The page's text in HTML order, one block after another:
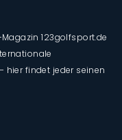
123golfsport.de
hier findet jeder seinen